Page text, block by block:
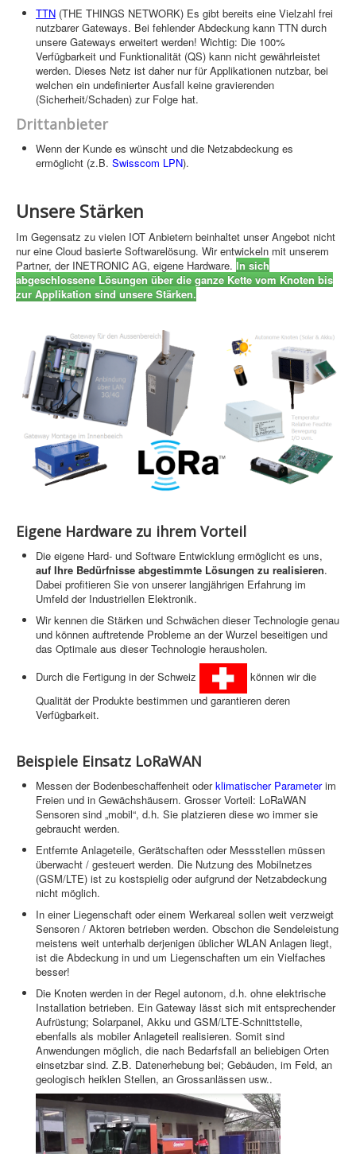
TTN (THE THINGS NETWORK) Es gibt bereits eine Vielzahl frei
nutzbarer Gateways. Bei fehlender Abdeckung kann TTN durch
unsere Gateways erweitert werden! Wichtig: Die 100%
Verfügbarkeit und Funktionalität (QS) kann nicht gewährleistet
werden. Dieses Netz ist daher nur für Applikationen nutzbar, bei
welchen ein undefinierter Ausfall keine gravierenden
(Sicherheit/Schaden) zur Folge hat.
Drittanbieter
Wenn der Kunde es wünscht und die Netzabdeckung es
ermöglicht (z.B. Swisscom LPN).
Unsere Stärken
Im Gegensatz zu vielen IOT Anbietern beinhaltet unser Angebot nicht
nur eine Cloud basierte Softwarelösung. Wir entwickeln mit unserem
Partner, der INETRONIC AG, eigene Hardware. In sich
abgeschlossene Lösungen über die ganze Kette vom Knoten bis
zur Applikation sind unsere Stärken.
Eigene Hardware zu ihrem Vorteil
Die eigene Hard- und Software Entwicklung ermöglicht es uns,
auf Ihre Bedürfnisse abgestimmte Lösungen zu realisieren.
Dabei profitieren Sie von unserer langjährigen Erfahrung im
Umfeld der Industriellen Elektronik.
Wir kennen die Stärken und Schwächen dieser Technologie genau
und können auftretende Probleme an der Wurzel beseitigen und
das Optimale aus dieser Technologie herausholen.
Durch die Fertigung in der Schweiz
können wir die
Qualität der Produkte bestimmen und garantieren deren
Verfügbarkeit.
Beispiele Einsatz LoRaWAN
Messen der Bodenbeschaffenheit oderklimatischer Parameterim
Freien und in Gewächshäusern. Grosser Vorteil: LoRaWAN
Sensoren sind „mobil“, d.h. Sie platzieren diese wo immer sie
gebraucht werden.
Entfernte Anlageteile, Gerätschaften oder Messstellen müssen
überwacht / gesteuert werden. Die Nutzung des Mobilnetzes
(GSM/LTE) ist zu kostspielig oder aufgrund der Netzabdeckung
nicht möglich.
In einer Liegenschaft oder einem Werkareal sollen weit verzweigt
Sensoren / Aktoren betrieben werden. Obschon die Sendeleistung
meistens weit unterhalb derjenigen üblicher WLAN Anlagen liegt,
ist die Abdeckung in und um Liegenschaften um ein Vielfaches
besser!
Die Knoten werden in der Regel autonom, d.h. ohne elektrische
Installation betrieben. Ein Gateway lässt sich mit entsprechender
Aufrüstung; Solarpanel, Akku und GSM/LTE-Schnittstelle,
ebenfalls als mobiler Anlageteil realisieren. Somit sind
Anwendungen möglich, die nach Bedarfsfall an beliebigen Orten
einsetzbar sind. Z.B. Datenerhebung bei; Gebäuden, im Feld, an
geologisch heiklen Stellen, an Grossanlässen usw..